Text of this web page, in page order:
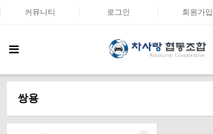
커뮤니티 로그인 회원가입
쌍용